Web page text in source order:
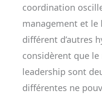
coordination
management et le
différent d’autres
considèrent que
leadership sont
différentes ne